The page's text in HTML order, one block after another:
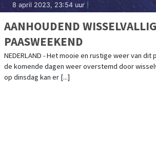
8 april 2023, 23:54 uur
AANHOUDEND
PAASWEEKEND
NEDERLAND - Het mooie en rustige weer van
de komende dagen weer overstemd door
op dinsdag kan er [...]